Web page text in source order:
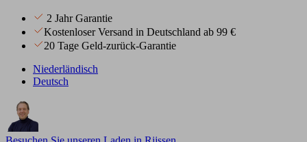
2 Jahr Garantie
Kostenloser Versand in Deutschland ab 99 €
20 Tage Geld-zurück-Garantie
Niederländisch
Deutsch